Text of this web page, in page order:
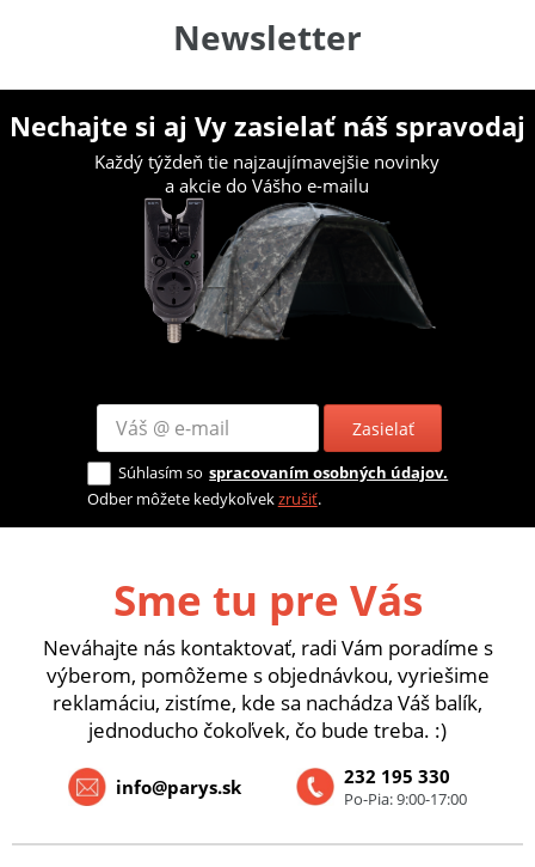
Newsletter
Nechajte si aj Vy zasielať náš spravodaj
Každý týždeň tie najzaujímavejšie novinky
a akcie do Vášho e-mailu
Zasielať
Súhlasím so spracovaním osobných údajov.
Odber môžete kedykoľvekzrušiť.
Sme tu pre Vás
Neváhajte nás kontaktovať, radi Vám poradíme s
výberom, pomôžeme s objednávkou, vyriešime
reklamáciu, zistíme, kde sa nachádza Váš balík,
jednoducho čokoľvek, čo bude treba. :)
232 195 330
Po-Pia: 9:00-17:00
info@parys.sk